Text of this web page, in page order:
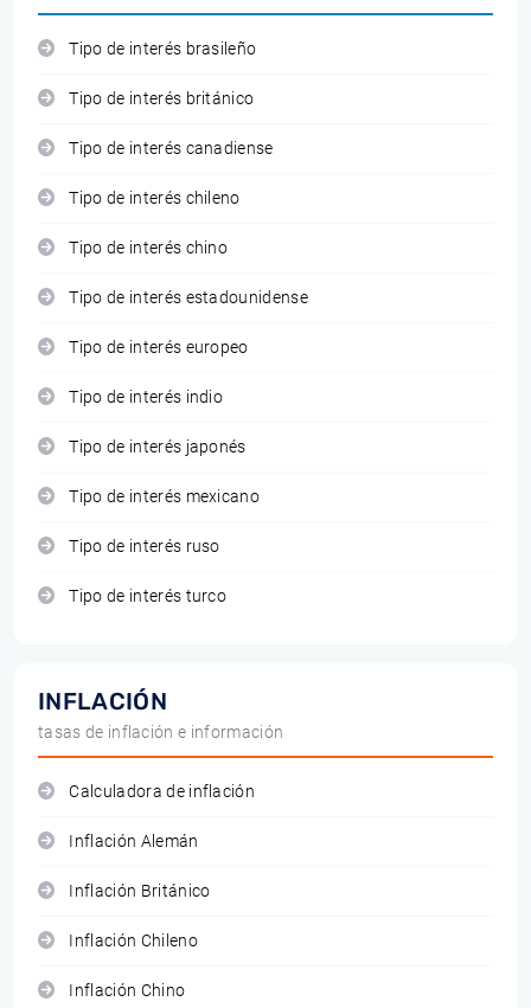
Tipo de interés brasileño
Tipo de interés británico
Tipo de interés canadiense
Tipo de interés chileno
Tipo de interés chino
Tipo de interés estadounidense
Tipo de interés europeo
Tipo de interés indio
Tipo de interés japonés
Tipo de interés mexicano
Tipo de interés ruso
Tipo de interés turco
INFLACIÓN
tasas de inflación e información
Calculadora de inflación
Inflación Alemán
Inflación Británico
Inflación Chileno
Inflación Chino